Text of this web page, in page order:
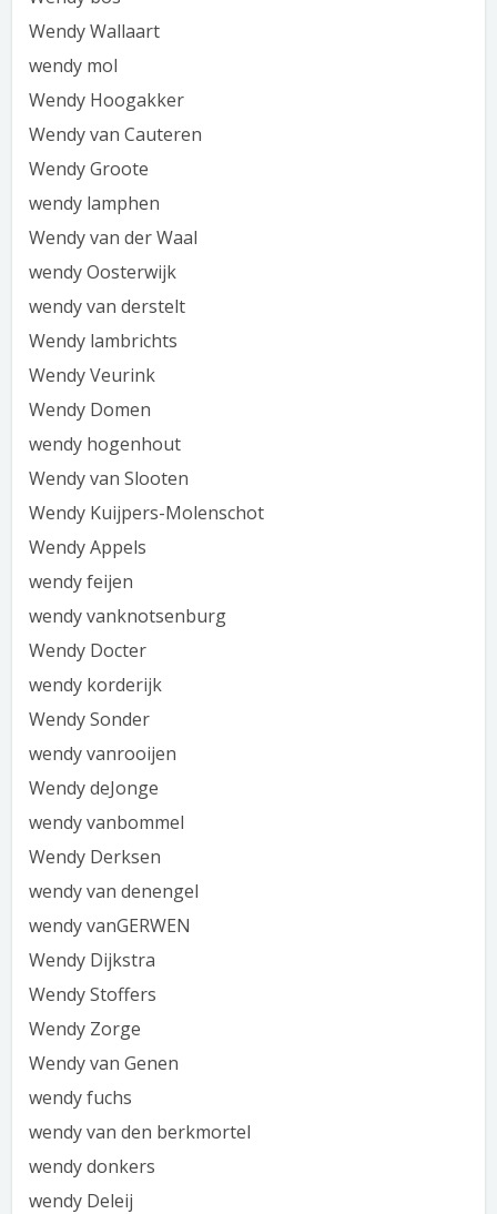
Wendy Wallaart
wendy mol
Wendy Hoogakker
Wendy van Cauteren
Wendy Groote
wendy lamphen
Wendy van der Waal
wendy Oosterwijk
wendy van derstelt
Wendy lambrichts
Wendy Veurink
Wendy Domen
wendy hogenhout
Wendy van Slooten
Wendy Kuijpers-Molenschot
Wendy Appels
wendy feijen
wendy vanknotsenburg
Wendy Docter
wendy korderijk
Wendy Sonder
wendy vanrooijen
Wendy deJonge
wendy vanbommel
Wendy Derksen
wendy van denengel
wendy vanGERWEN
Wendy Dijkstra
Wendy Stoffers
Wendy Zorge
Wendy van Genen
wendy fuchs
wendy van den berkmortel
wendy donkers
wendy Deleij